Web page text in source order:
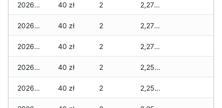
2026-02-01 40 zł 2 2,275 zł
2026-01-31 40 zł 2 2,275 zł
2026-01-30 40 zł 2 2,275 zł
2026-01-29 40 zł 2 2,255 zł
2026-01-28 40 zł 2 2,255 zł